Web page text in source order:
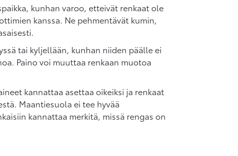
kunhan varoo, etteivät renkaat ole
kanssa. Ne pehmentävät kumin,
tai kyljellään, kunhan niiden päälle ei
Paino voi muuttaa renkaan muotoa
kannattaa asettaa oikeiksi ja renkaat
Maantiesuola ei tee hyvää
kannattaa merkitä, missä rengas on